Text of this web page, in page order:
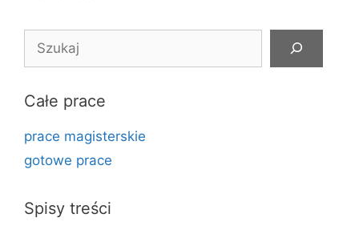
Całe prace
prace magisterskie
gotowe prace
Spisy treści